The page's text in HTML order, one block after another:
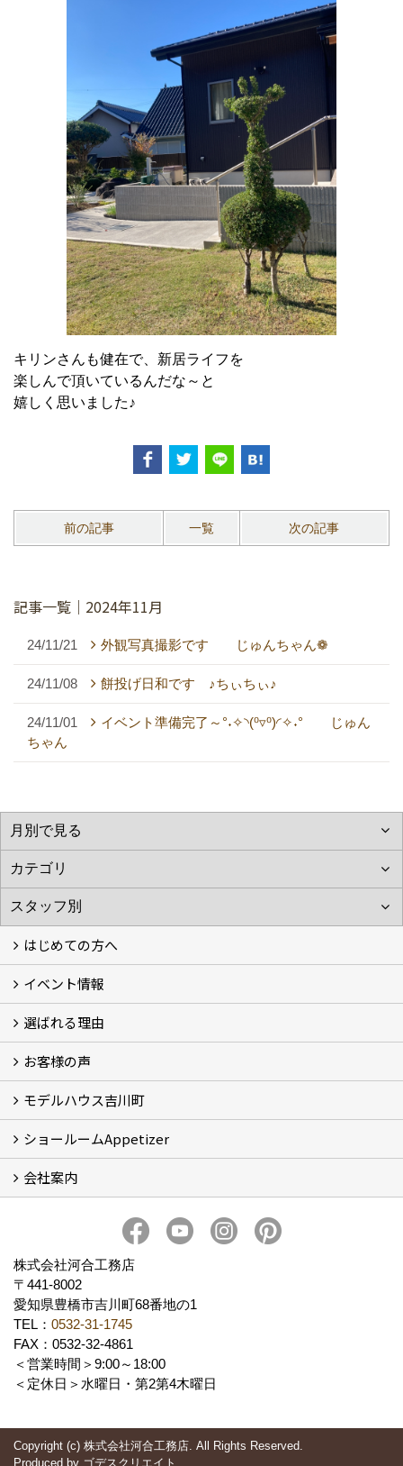
キリンさんも健在で、新居ライフを
楽しんで頂いているんだな～と
嬉しく思いました♪
前の記事 一覧 次の記事
記事一覧｜2024年11月
24/11/21 外観写真撮影です じゅんちゃん❁
24/11/08 餅投げ日和です ♪ちぃちぃ♪
24/11/01
イベント準備完了～°˖✧◝(⁰▿⁰)◜✧˖° じゅん
ちゃん
はじめての方へ
フォトギャラリー
性能について
自然素材のお家
オーナー様のおうち訪問
イベント情報
イベント情報
選ばれる理由
5つのやさしさ宣言
3つのプロ宣言
お家づくりスケジュール
お客様の声
お客様の声
モデルハウス吉川町
吉川町モデルハウス
ショールームAppetizer
Appetizer(ショールーム)
Appetizer(レンタルスペース)
会社案内
社長 河合智之の想い
求人情報 Recruit
株式会社河合工務店
〒441-8002
愛知県豊橋市吉川町68番地の1
TEL： 0532-31-1745
FAX：0532-32-4861
＜営業時間＞9:00～18:00
＜定休日＞水曜日・第2第4木曜日
Copyright (c) 株式会社河合工務店. All Rights Reserved.
Produced by ゴデスクリエイト